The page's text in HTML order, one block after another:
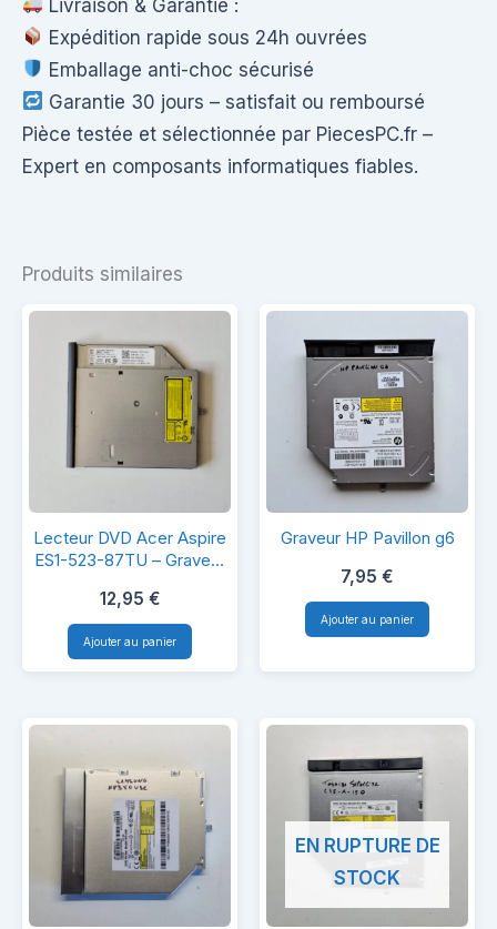
Livraison & Garantie :
Expédition rapide sous 24h ouvrées
Emballage anti-choc sécurisé
Garantie 30 jours – satisfait ou remboursé
Pièce testée et sélectionnée par PiecesPC.fr –
Expert en composants informatiques fiables.
Produits similaires
Lecteur
DVD
Acer
Aspire
ES1-
87TU
Graveur
Super
Multi
Lecteur DVD Acer Aspire
ES1-523-87TU – Graveur
Fonctionnel
12,95 €
Ajouter au panier
Graveur
g6
Graveur HP Pavillon g6
7,95 €
Ajouter au panier
EN RUPTURE DE
STOCK